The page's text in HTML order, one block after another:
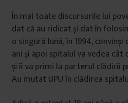
În mai toate discursurile lui
dat că au ridicat și dat în
o singură lună, în 1994,
ani și apoi spitalul va vedea cât
și îi va primi la parterul clădirii
Au mutat UPU în clădirea